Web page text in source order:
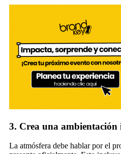
3. Crea una ambientación
La atmósfera debe hablar por el